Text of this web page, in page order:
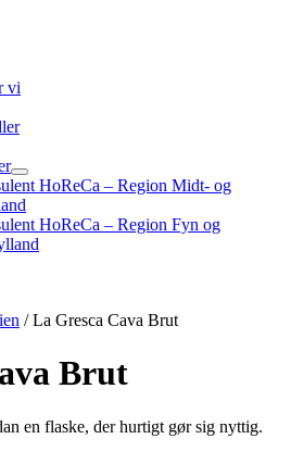
vi
HoReCa – Region Midt- og
HoReCa – Region Fyn og
/ La Gresca Cava Brut
Brut
en flaske, der hurtigt gør sig nyttig.